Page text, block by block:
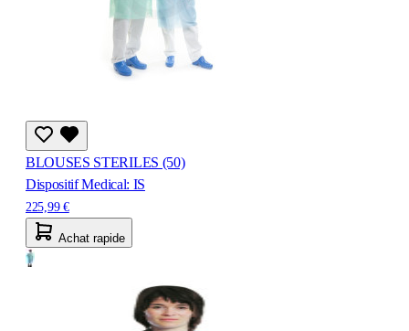
BLOUSES STERILES (50)
Dispositif Medical: IS
225,99 €
Achat rapide